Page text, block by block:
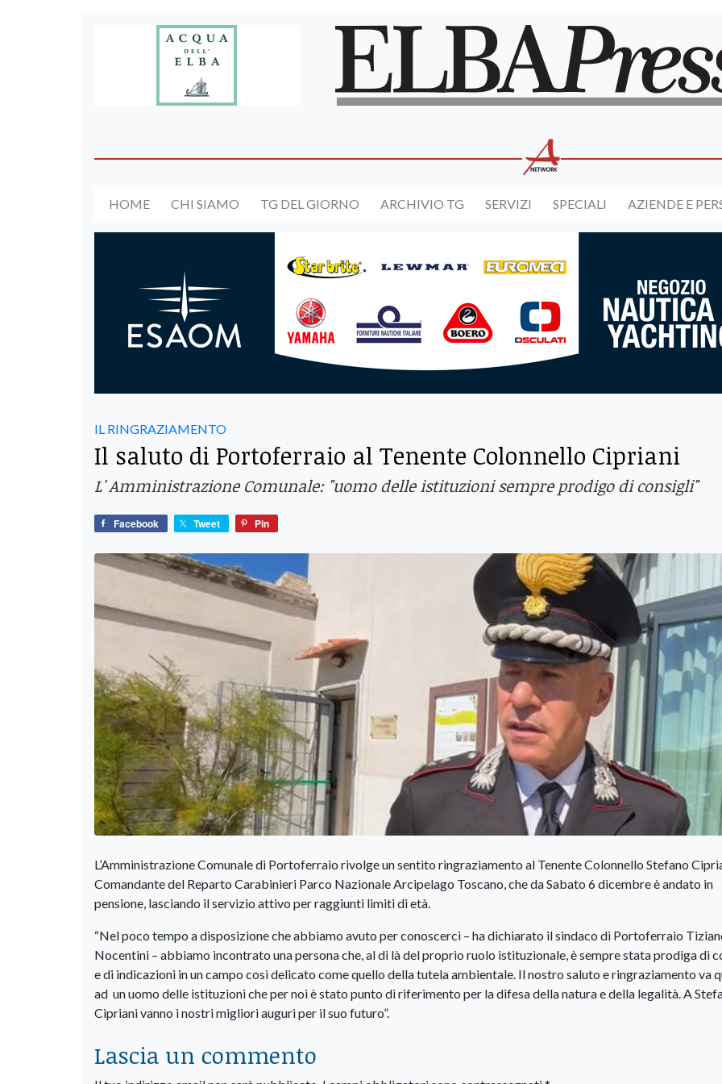
HOME CHI SIAMO TG DEL GIORNO ARCHIVIO TG SERVIZI SPECIALI AZIENDE E
IL RINGRAZIAMENTO
Il saluto di Portoferraio al Tenente Colonnello Cipriani
L' Amministrazione Comunale: "uomo delle istituzioni sempre prodigo di consigli"
Facebook Tweet Pin
L’Amministrazione Comunale di Portoferraio rivolge un sentito ringraziamento al Tenente Colonnello Stefano
Comandante del Reparto Carabinieri Parco Nazionale Arcipelago Toscano, che da Sabato 6 dicembre è andato in
pensione, lasciando il servizio attivo per raggiunti limiti di età.
“Nel poco tempo a disposizione che abbiamo avuto per conoscerci – ha dichiarato il sindaco di Portoferraio
Nocentini – abbiamo incontrato una persona che, al di là del proprio ruolo istituzionale, è sempre stata prodiga di
e di indicazioni in un campo così delicato come quello della tutela ambientale. Il nostro saluto e ringraziamento va
ad un uomo delle istituzioni che per noi è stato punto di riferimento per la difesa della natura e della legalità. A
Cipriani vanno i nostri migliori auguri per il suo futuro”.
Lascia un commento